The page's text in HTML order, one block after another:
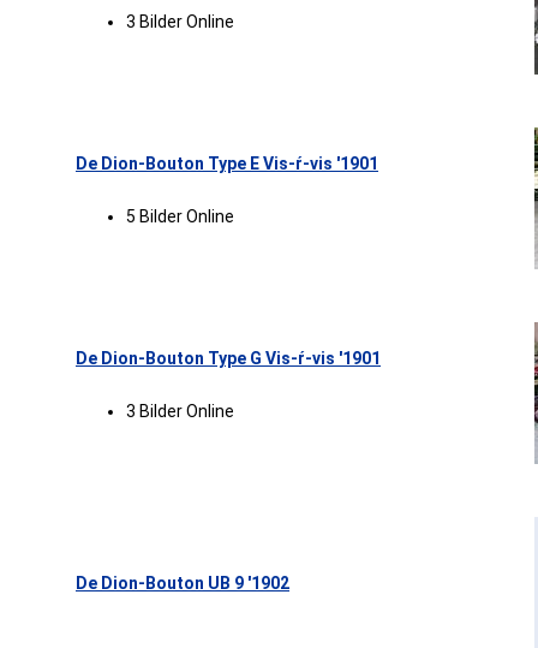
3 Bilder Online
De Dion-Bouton Type E Vis-ŕ-vis '1901
5 Bilder Online
De Dion-Bouton Type G Vis-ŕ-vis '1901
3 Bilder Online
De Dion-Bouton UB 9 '1902